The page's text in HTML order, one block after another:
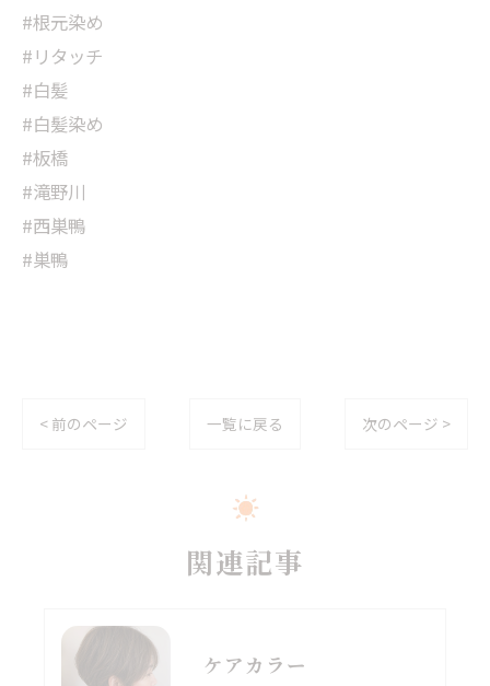
#根元染め
#リタッチ
#白髪
#白髪染め
#板橋
#滝野川
#西巣鴨
#巣鴨
< 前のページ 一覧に戻る 次のページ >
関連記事
ケアカラー